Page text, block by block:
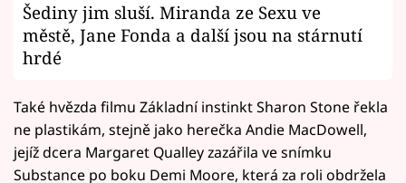
Šediny jim sluší. Miranda ze Sexu ve
městě, Jane Fonda a další jsou na stárnutí
hrdé
Také hvězda filmu Základní instinkt Sharon Stone řekla
ne plastikám, stejně jako herečka Andie MacDowell,
jejíž dcera Margaret Qualley zazářila ve snímku
Substance po boku Demi Moore, která za roli obdržela